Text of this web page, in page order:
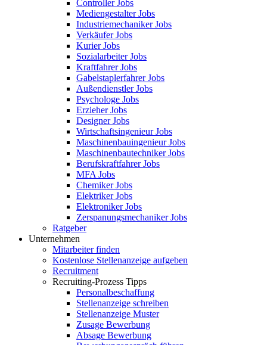
Controller Jobs
Mediengestalter Jobs
Industriemechaniker Jobs
Verkäufer Jobs
Kurier Jobs
Sozialarbeiter Jobs
Kraftfahrer Jobs
Gabelstaplerfahrer Jobs
Außendienstler Jobs
Psychologe Jobs
Erzieher Jobs
Designer Jobs
Wirtschaftsingenieur Jobs
Maschinenbauingenieur Jobs
Maschinenbautechniker Jobs
Berufskraftfahrer Jobs
MFA Jobs
Chemiker Jobs
Elektriker Jobs
Elektroniker Jobs
Zerspanungsmechaniker Jobs
Ratgeber
Unternehmen
Mitarbeiter finden
Kostenlose Stellenanzeige aufgeben
Recruitment
Recruiting-Prozess Tipps
Personalbeschaffung
Stellenanzeige schreiben
Stellenanzeige Muster
Zusage Bewerbung
Absage Bewerbung